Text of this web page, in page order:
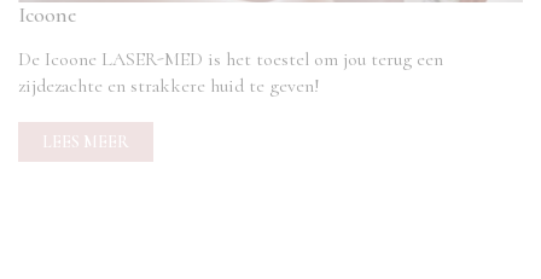
Icoone
De Icoone LASER-MED is het toestel om jou terug een
zijdezachte en strakkere huid te geven!
LEES MEER